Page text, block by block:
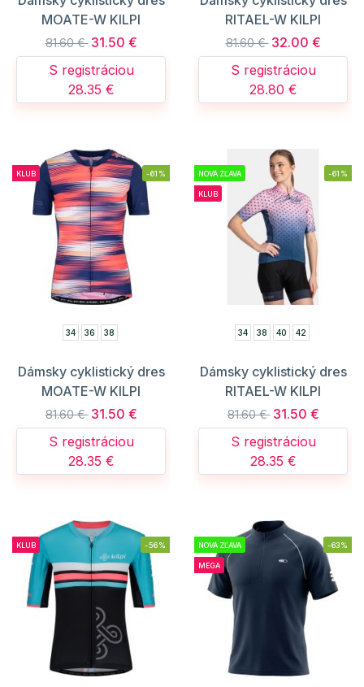
MOATE-W KILPI
81.60 € 31.50 €
S registráciou
28.35 €
RITAEL-W KILPI
81.60 € 32.00 €
S registráciou
28.80 €
KLUB -61%
34 36 38
Dámsky cyklistický dres
MOATE-W KILPI
81.60 € 31.50 €
S registráciou
28.35 €
NOVÁ ZĽAVA
KLUB
-61%
34 38 40 42
Dámsky cyklistický dres
RITAEL-W KILPI
81.60 € 31.50 €
S registráciou
28.35 €
KLUB -56% NOVÁ ZĽAVA
MEGA
-63%